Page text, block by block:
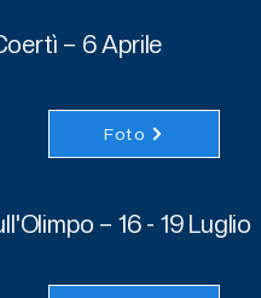
– 6 Aprile
Foto
– 16 - 19 Luglio